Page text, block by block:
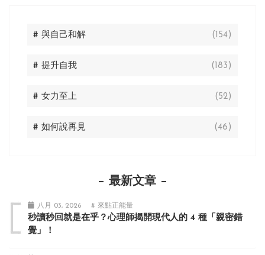
# 與自己和解 (154)
# 提升自我 (183)
# 女力至上 (52)
# 如何說再見 (46)
最新文章
八月 03, 2026 # 來點正能量
秒讀秒回就是在乎？心理師揭開現代人的 4 種「親密錯
覺」！